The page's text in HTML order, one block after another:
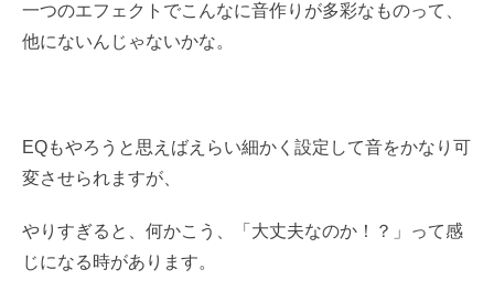
一つのエフェクトでこんなに音作りが多彩なものって、
他にないんじゃないかな。
EQもやろうと思えばえらい細かく設定して音をかなり可
変させられますが、
やりすぎると、何かこう、「大丈夫なのか！？」って感
じになる時があります。